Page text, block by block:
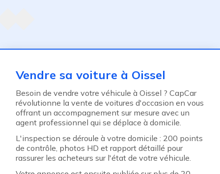
Vendre sa voiture à Oissel
Besoin de vendre votre véhicule à Oissel ? CapCar
révolutionne la vente de voitures d'occasion en vous
offrant un accompagnement sur mesure avec un
agent professionnel qui se déplace à domicile.
L'inspection se déroule à votre domicile : 200 points
de contrôle, photos HD et rapport détaillé pour
rassurer les acheteurs sur l'état de votre véhicule.